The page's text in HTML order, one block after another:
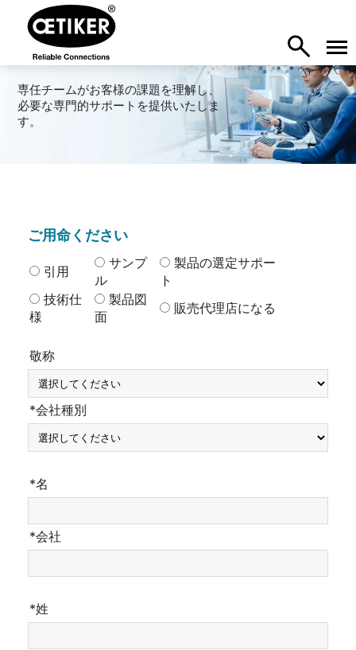
専任チームがお客様の課題を理解し、
必要な専門的サポートを提供いたしま
す。
ご用命ください
引用
サンプ
ル
製品の選定サポー
ト
技術仕
様
製品図
面
販売代理店になる
敬称
*会社種別
*名
*会社
*姓